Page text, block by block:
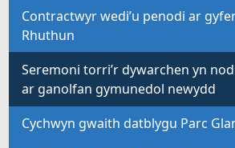
Contractwyr wedi’u penodi ar
Rhuthun
Seremoni torri’r dywarchen yn
ar ganolfan gymunedol newydd
Cychwyn gwaith datblygu Parc